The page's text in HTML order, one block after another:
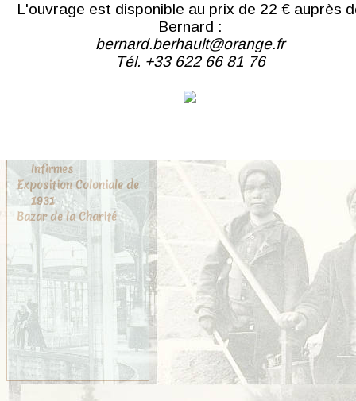
Tour Eiffel
Sainte-Chapelle
Infirmes
Exposition Coloniale de
1931
Bazar de la Charité
L'ouvrage est disponible au prix de 22 € auprès
Bernard :
bernard.berhault@orange.fr
Tél. +33 622 66 81 76